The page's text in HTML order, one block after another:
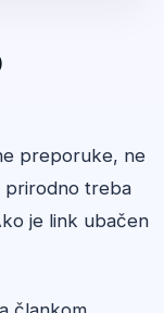
preporuke, ne
prirodno treba
je link ubačen